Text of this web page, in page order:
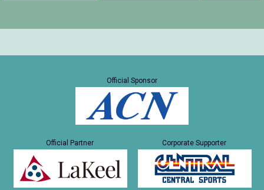
Official Sponsor
Official Partner Corporate Supporter